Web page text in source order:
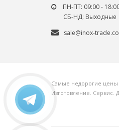
ПН-ПТ: 09:00 -
СБ-НД: Выходные
sale@inox-
Самые недорогие цены
Изготовление. Сервис.